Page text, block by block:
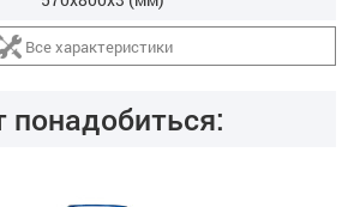
Все характеристики